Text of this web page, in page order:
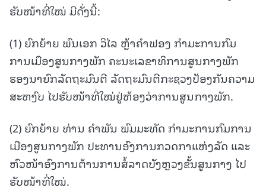
ຮັບໜ້າທີ່ໃໝ່ ມີດັ່ງນີ້:
(1) ຍົກຍ້າຍ ພົນເອກ ວິໄລ ຫຼ້າຄຳຟອງ ກຳມະການກົມ
ການເມືອງສູນກາງພັກ ຄະນະເລຂາທິການສູນກາງພັກ
ຮອງນາຍົກລັດຖະມົນຕີ ລັດຖະມົນຕີກະຊວງປ້ອງກັນຄວາມ
ສະຫງົບ ໄປຮັບໜ້າທີ່ໃໝ່ຢູ່ຫ້ອງວ່າການສູນກາງພັກ.
(2) ຍົກຍ້າຍ ທ່ານ ຄຳພັນ ພົມມະທັດ ກຳມະການກົມການ
ເມືອງສູນກາງພັກ ປະທານອົງການກວດກາແຫ່ງລັດ ແລະ
ຫົວໜ້າອົງການຕ້ານການສໍ້ລາດບັງຫຼວງຂັ້ນສູນກາງ ໄປ
ຮັບໜ້າທີ່ໃໝ່.